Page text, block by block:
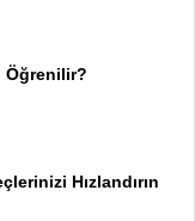
Öğrenilir?
Hızlandırın